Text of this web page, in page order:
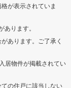
が表示されていま
ります。
あります。ご了承く
居物件が掲載されてい
の住戸に該当しない